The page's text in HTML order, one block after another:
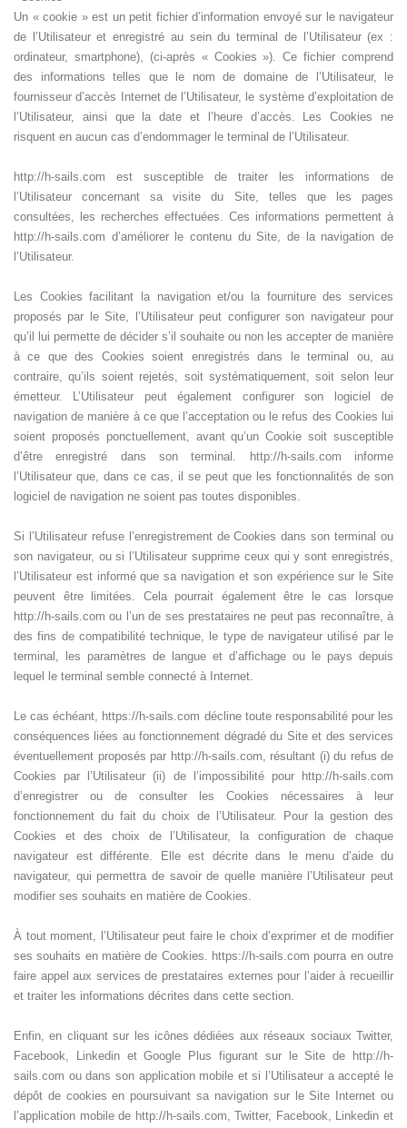
Un « cookie » est un petit fichier d’information envoyé sur le navigateur
de l’Utilisateur et enregistré au sein du terminal de l’Utilisateur (ex :
ordinateur, smartphone), (ci-après « Cookies »). Ce fichier comprend
des informations telles que le nom de domaine de l’Utilisateur, le
fournisseur d’accès Internet de l’Utilisateur, le système d’exploitation de
l’Utilisateur, ainsi que la date et l’heure d’accès. Les Cookies ne
risquent en aucun cas d’endommager le terminal de l’Utilisateur.
http://h-sails.com est susceptible de traiter les informations de
l’Utilisateur concernant sa visite du Site, telles que les pages
consultées, les recherches effectuées. Ces informations permettent à
http://h-sails.com d’améliorer le contenu du Site, de la navigation de
l’Utilisateur.
Les Cookies facilitant la navigation et/ou la fourniture des services
proposés par le Site, l’Utilisateur peut configurer son navigateur pour
qu’il lui permette de décider s’il souhaite ou non les accepter de manière
à ce que des Cookies soient enregistrés dans le terminal ou, au
contraire, qu’ils soient rejetés, soit systématiquement, soit selon leur
émetteur. L’Utilisateur peut également configurer son logiciel de
navigation de manière à ce que l’acceptation ou le refus des Cookies lui
soient proposés ponctuellement, avant qu’un Cookie soit susceptible
d’être enregistré dans son terminal. http://h-sails.com informe
l’Utilisateur que, dans ce cas, il se peut que les fonctionnalités de son
logiciel de navigation ne soient pas toutes disponibles.
Si l’Utilisateur refuse l’enregistrement de Cookies dans son terminal ou
son navigateur, ou si l’Utilisateur supprime ceux qui y sont enregistrés,
l’Utilisateur est informé que sa navigation et son expérience sur le Site
peuvent être limitées. Cela pourrait également être le cas lorsque
http://h-sails.com ou l’un de ses prestataires ne peut pas reconnaître, à
des fins de compatibilité technique, le type de navigateur utilisé par le
terminal, les paramètres de langue et d’affichage ou le pays depuis
lequel le terminal semble connecté à Internet.
Le cas échéant, https://h-sails.com décline toute responsabilité pour les
conséquences liées au fonctionnement dégradé du Site et des services
éventuellement proposés par http://h-sails.com, résultant (i) du refus de
Cookies par l’Utilisateur (ii) de l’impossibilité pour http://h-sails.com
d’enregistrer ou de consulter les Cookies nécessaires à leur
fonctionnement du fait du choix de l’Utilisateur. Pour la gestion des
Cookies et des choix de l’Utilisateur, la configuration de chaque
navigateur est différente. Elle est décrite dans le menu d’aide du
navigateur, qui permettra de savoir de quelle manière l’Utilisateur peut
modifier ses souhaits en matière de Cookies.
À tout moment, l’Utilisateur peut faire le choix d’exprimer et de modifier
ses souhaits en matière de Cookies. https://h-sails.com pourra en outre
faire appel aux services de prestataires externes pour l’aider à recueillir
et traiter les informations décrites dans cette section.
Enfin, en cliquant sur les icônes dédiées aux réseaux sociaux Twitter,
Facebook, Linkedin et Google Plus figurant sur le Site de http://h-
sails.com ou dans son application mobile et si l’Utilisateur a accepté le
dépôt de cookies en poursuivant sa navigation sur le Site Internet ou
l’application mobile de http://h-sails.com, Twitter, Facebook, Linkedin et